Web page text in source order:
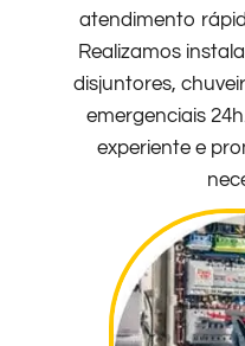
atendimento
Realizamos
disjuntores,
emergenciais
experiente e